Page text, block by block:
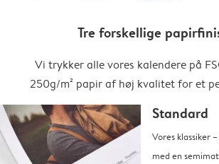
Tre forskellige
Vi trykker alle vores kalendere på
250g/m² papir af høj kvalitet for et
Standard
Vores klassiker
med en